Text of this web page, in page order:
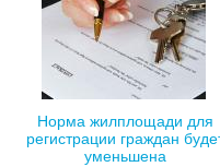
Норма жилплощади для
регистрации граждан
уменьшена